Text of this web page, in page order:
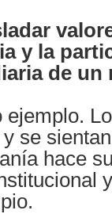
y la
de
se
hace